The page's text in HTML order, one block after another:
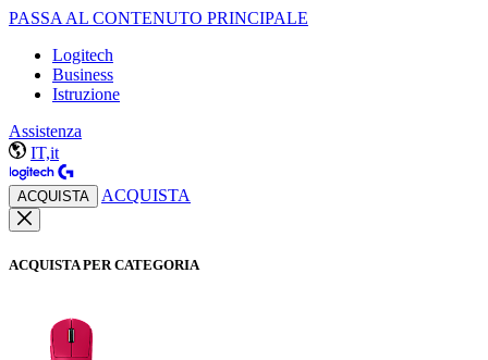
PASSA AL CONTENUTO PRINCIPALE
Logitech
Business
Istruzione
Assistenza
IT,it
ACQUISTA ACQUISTA
ACQUISTA PER CATEGORIA